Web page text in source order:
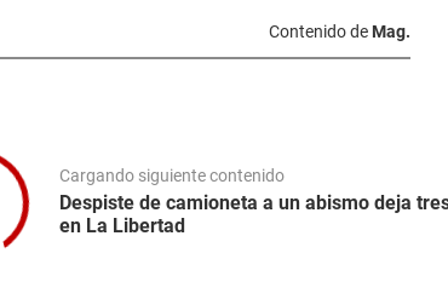
Contenido de Mag.
Cargando siguiente contenido
Despiste de camioneta a un abismo deja
en La Libertad